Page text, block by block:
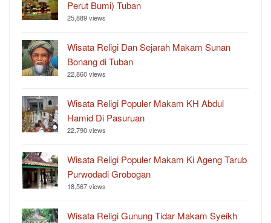
Perut Bumi) Tuban
25,889 views
Wisata Religi Dan Sejarah Makam Sunan
Bonang di Tuban
22,860 views
Wisata Religi Populer Makam KH Abdul
Hamid Di Pasuruan
22,790 views
Wisata Religi Populer Makam Ki Ageng Tarub
Purwodadi Grobogan
18,567 views
Wisata Religi Gunung Tidar Makam Syeikh